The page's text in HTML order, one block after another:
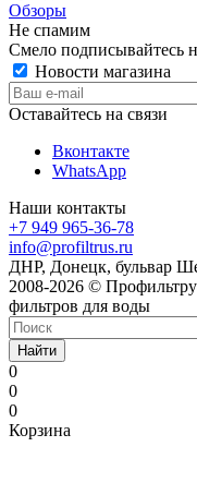
Обзоры
Не спамим
Смело подписывайтесь
Новости магазина
Оставайтесь на связи
Вконтакте
WhatsApp
Наши контакты
+7 949 965-36-78
info@profiltrus.ru
ДНР, Донецк, бульвар
2008-2026 ©
фильтров для воды
Найти
0
0
0
Корзина